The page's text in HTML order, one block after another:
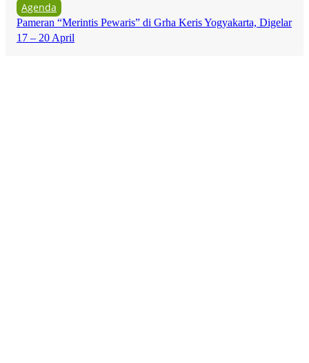
Agenda
Pameran “Merintis Pewaris” di Grha Keris Yogyakarta, Digelar
17 – 20 April